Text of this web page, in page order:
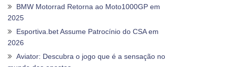
BMW Motorrad Retorna ao Moto1000GP em
2025
Esportiva.bet Assume Patrocínio do CSA em
2026
Aviator: Descubra o jogo que é a sensação no